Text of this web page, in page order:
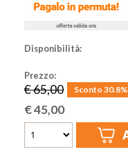
Disponibilità:
Prezzo:
€ 65,00 Sconto 30.8%
€45,00